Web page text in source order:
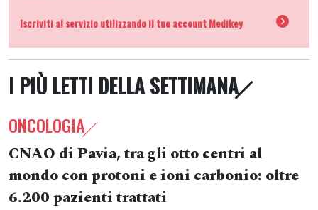
Iscriviti al servizio utilizzando il tuo account Medikey
I PIÙ LETTI DELLA SETTIMANA
ONCOLOGIA
CNAO di Pavia, tra gli otto centri al
mondo con protoni e ioni carbonio: oltre
6.200 pazienti trattati